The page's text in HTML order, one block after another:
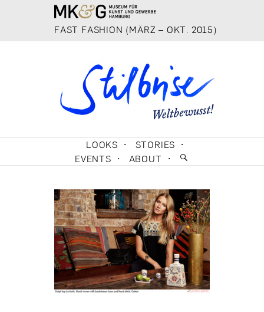
FAST FASHION (MÄRZ – OKT. 2015)
SKIP TO CONTENTLOOKS
STORIES
EVENTS
ABOUT